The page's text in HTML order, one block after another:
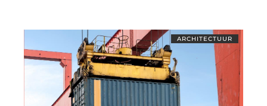
ARCHITECTUUR